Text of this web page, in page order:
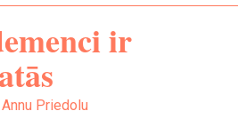
ir
Priedolu